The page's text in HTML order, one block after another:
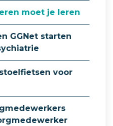
moet je leren
GGNet starten
voor